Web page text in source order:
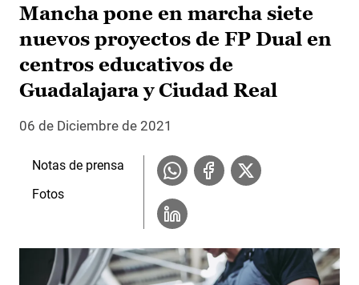
Mancha pone en marcha siete
nuevos proyectos de FP Dual en
centros educativos de
Guadalajara y Ciudad Real
06 de Diciembre de 2021
Notas de prensa
Fotos